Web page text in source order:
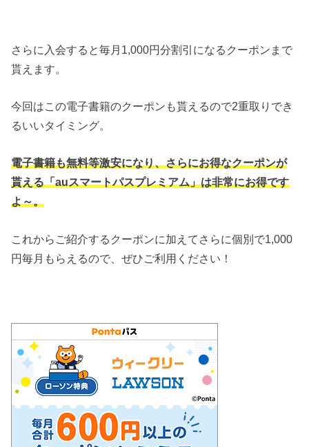
さらに入会すると毎月1,000円分割引になるクーポンまで
貰えます。
今回はこの電子書籍のクーポンも貰えるので2重取りでき
るいいタイミング。
電子書籍も無料等激安になり、さらにお得なクーポンが
貰える「auスマートパスプレミアム」は非常にお得です
よ～。
これからご紹介するクーポンに加えてさらに個別で1,000
円毎月もらえるので、ぜひご利用ください！